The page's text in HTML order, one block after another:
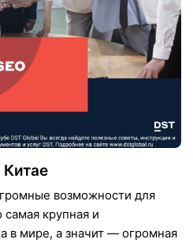
Китае
возможности для
самая крупная и
в мире, а значит — огромная